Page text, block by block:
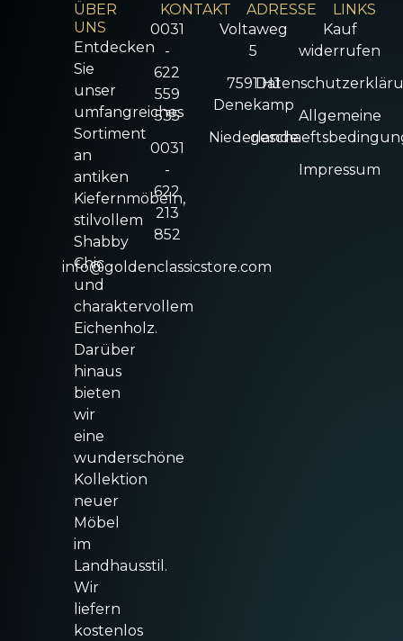
ÜBER
UNS
Entdecken
Sie
unser
umfangreiches
Sortiment
an
antiken
Kiefernmöbeln,
stilvollem
Shabby
Chic
und
charaktervollem
Eichenholz.
Darüber
hinaus
bieten
wir
eine
wunderschöne
Kollektion
neuer
Möbel
im
Landhausstil.
Wir
liefern
kostenlos
KONTAKT
0031
-
622
559
535
0031
-
622
213
852
info@goldenclassicstore.com
ADRESSE
Voltaweg
5
7591 HJ
Denekamp
Niederlande
LINKS
Kauf
widerrufen
Allgemeine
Impressum